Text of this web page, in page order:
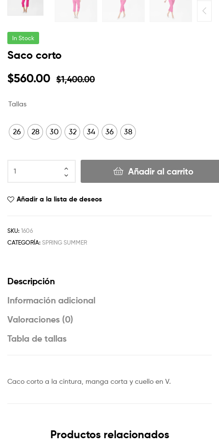
In Stock
Saco corto
$1,400.00
$560.00
Tallas
26 28 30 32 34 36 38
Añadir al carrito
Añadir a la lista de deseos
SKU: 1606
CATEGORÍA: SPRING SUMMER
Descripción
Información adicional
Valoraciones (0)
Tabla de tallas
Caco corto a la cintura, manga corta y cuello en V.
Productos relacionados